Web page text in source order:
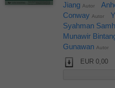
Jiang Autor
Conway Autor
Syahman
Munawir
Gunawan Autor
EUR 0,00